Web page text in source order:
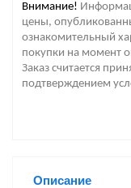
Внимание!
цены,
ознакомительный
покупки на момент
Заказ считается
подтверждением
Описание